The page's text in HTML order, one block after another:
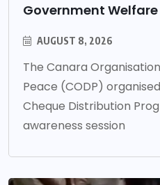
Government
AUGUST 8, 2026
The Canara
Peace (CODP)
Cheque Distribution
awareness session